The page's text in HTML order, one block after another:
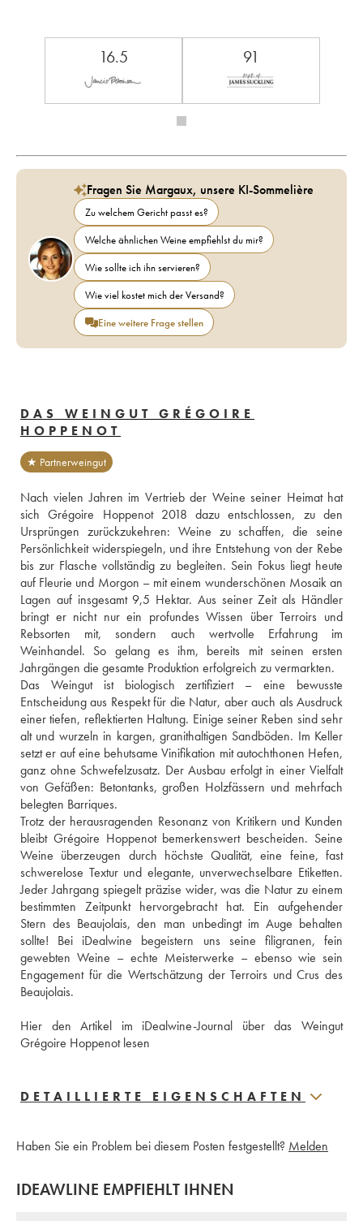
16.5 91
Fragen Sie Margaux, unsere KI-Sommelière
Zu welchem Gericht passt es?
Welche ähnlichen Weine empfiehlst du mir?
Wie sollte ich ihn servieren?
Wie viel kostet mich der Versand?
Eine weitere Frage stellen
DAS WEINGUT GRÉGOIRE
HOPPENOT
★ Partnerweingut
Nach vielen Jahren im Vertrieb der Weine seiner Heimat hat
sich Grégoire Hoppenot 2018 dazu entschlossen, zu den
Ursprüngen zurückzukehren: Weine zu schaffen, die seine
Persönlichkeit widerspiegeln, und ihre Entstehung von der Rebe
bis zur Flasche vollständig zu begleiten. Sein Fokus liegt heute
auf Fleurie und Morgon – mit einem wunderschönen Mosaik an
Lagen auf insgesamt 9,5 Hektar. Aus seiner Zeit als Händler
bringt er nicht nur ein profundes Wissen über Terroirs und
Rebsorten mit, sondern auch wertvolle Erfahrung im
Weinhandel. So gelang es ihm, bereits mit seinen ersten
Jahrgängen die gesamte Produktion erfolgreich zu vermarkten.
Das Weingut ist biologisch zertifiziert – eine bewusste
Entscheidung aus Respekt für die Natur, aber auch als Ausdruck
einer tiefen, reflektierten Haltung. Einige seiner Reben sind sehr
alt und wurzeln in kargen, granithaltigen Sandböden. Im Keller
setzt er auf eine behutsame Vinifikation mit autochthonen Hefen,
ganz ohne Schwefelzusatz. Der Ausbau erfolgt in einer Vielfalt
von Gefäßen: Betontanks, großen Holzfässern und mehrfach
belegten Barriques.
Trotz der herausragenden Resonanz von Kritikern und Kunden
bleibt Grégoire Hoppenot bemerkenswert bescheiden. Seine
Weine überzeugen durch höchste Qualität, eine feine, fast
schwerelose Textur und elegante, unverwechselbare Etiketten.
Jeder Jahrgang spiegelt präzise wider, was die Natur zu einem
bestimmten Zeitpunkt hervorgebracht hat. Ein aufgehender
Stern des Beaujolais, den man unbedingt im Auge behalten
sollte! Bei iDealwine begeistern uns seine filigranen, fein
gewebten Weine – echte Meisterwerke – ebenso wie sein
Engagement für die Wertschätzung der Terroirs und Crus des
Beaujolais.
Hier den Artikel im iDealwine-Journal über das Weingut
Grégoire Hoppenot lesen
DETAILLIERTE EIGENSCHAFTEN
Haben Sie ein Problem bei diesem Posten festgestellt? Melden
IDEAWLINE EMPFIEHLT IHNEN